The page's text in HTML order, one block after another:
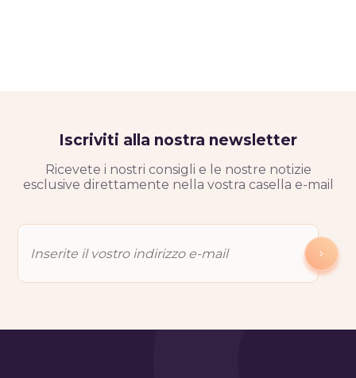
Iscriviti alla nostra newsletter
Ricevete i nostri consigli e le nostre notizie
esclusive direttamente nella vostra casella e-mail